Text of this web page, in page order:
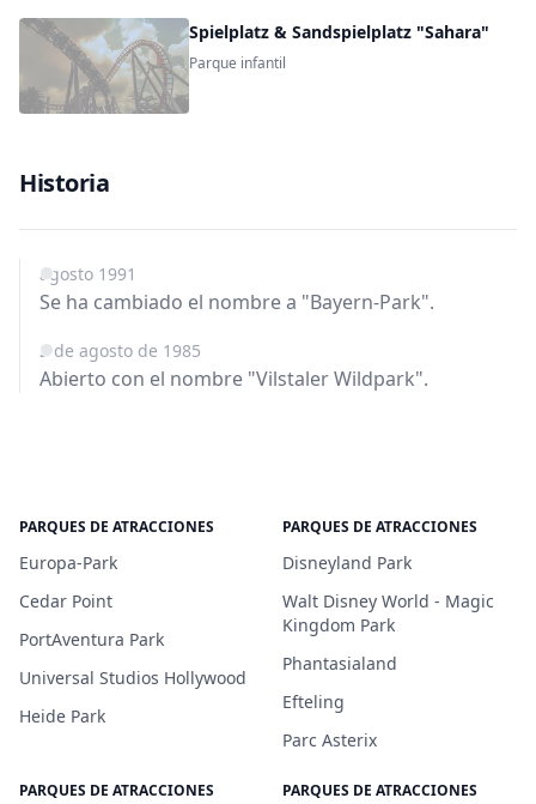
Spielplatz & Sandspielplatz "Sahara"
Parque infantil
Historia
agosto 1991
Se ha cambiado el nombre a "Bayern-Park".
2 de agosto de 1985
Abierto con el nombre "Vilstaler Wildpark".
PARQUES DE ATRACCIONES
Europa-Park
Cedar Point
PortAventura Park
Universal Studios Hollywood
Heide Park
PARQUES DE ATRACCIONES
Disneyland Park
Walt Disney World - Magic
Kingdom Park
Phantasialand
Efteling
Parc Asterix
PARQUES DE ATRACCIONES PARQUES DE ATRACCIONES